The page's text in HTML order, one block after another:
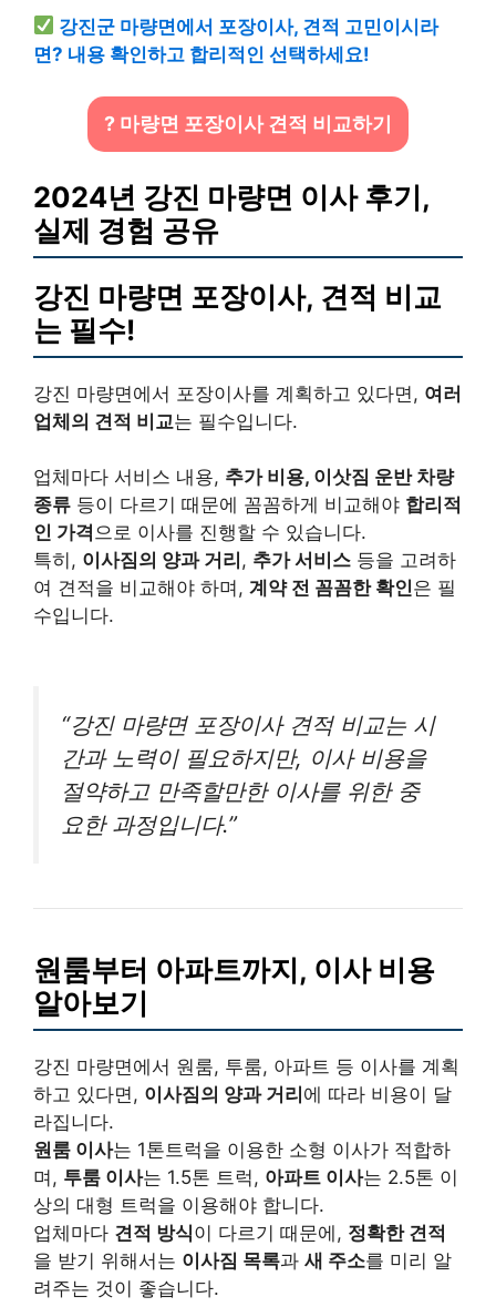
강진군 마량면에서 포장이사, 견적 고민이시라
면? 내용 확인하고 합리적인 선택하세요!
? 마량면 포장이사 견적 비교하기
2024년 강진 마량면 이사 후기,
실제 경험 공유
강진 마량면 포장이사, 견적 비교
는 필수!
강진 마량면에서 포장이사를 계획하고 있다면, 여러
업체의 견적 비교는 필수입니다.
업체마다 서비스 내용, 추가 비용, 이삿짐 운반 차량
종류 등이 다르기 때문에 꼼꼼하게 비교해야 합리적
인 가격으로 이사를 진행할 수 있습니다.
특히, 이사짐의 양과 거리 , 추가 서비스 등을 고려하
여 견적을 비교해야 하며, 계약 전 꼼꼼한 확인은 필
수입니다.
“강진 마량면 포장이사 견적 비교는 시
간과 노력이 필요하지만, 이사 비용을
절약하고 만족할만한 이사를 위한 중
요한 과정입니다.”
원룸부터 아파트까지, 이사 비용
알아보기
강진 마량면에서 원룸, 투룸, 아파트 등 이사를 계획
하고 있다면, 이사짐의 양과 거리에 따라 비용이 달
라집니다.
원룸 이사는 1톤트럭을 이용한 소형 이사가 적합하
며, 투룸 이사는 1.5톤 트럭, 아파트 이사는 2.5톤 이
상의 대형 트럭을 이용해야 합니다.
업체마다 견적 방식이 다르기 때문에, 정확한 견적
을 받기 위해서는 이사짐 목록과 새 주소를 미리 알
려주는 것이 좋습니다.